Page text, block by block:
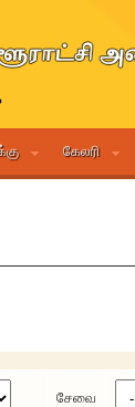
கேலரி
சேவை